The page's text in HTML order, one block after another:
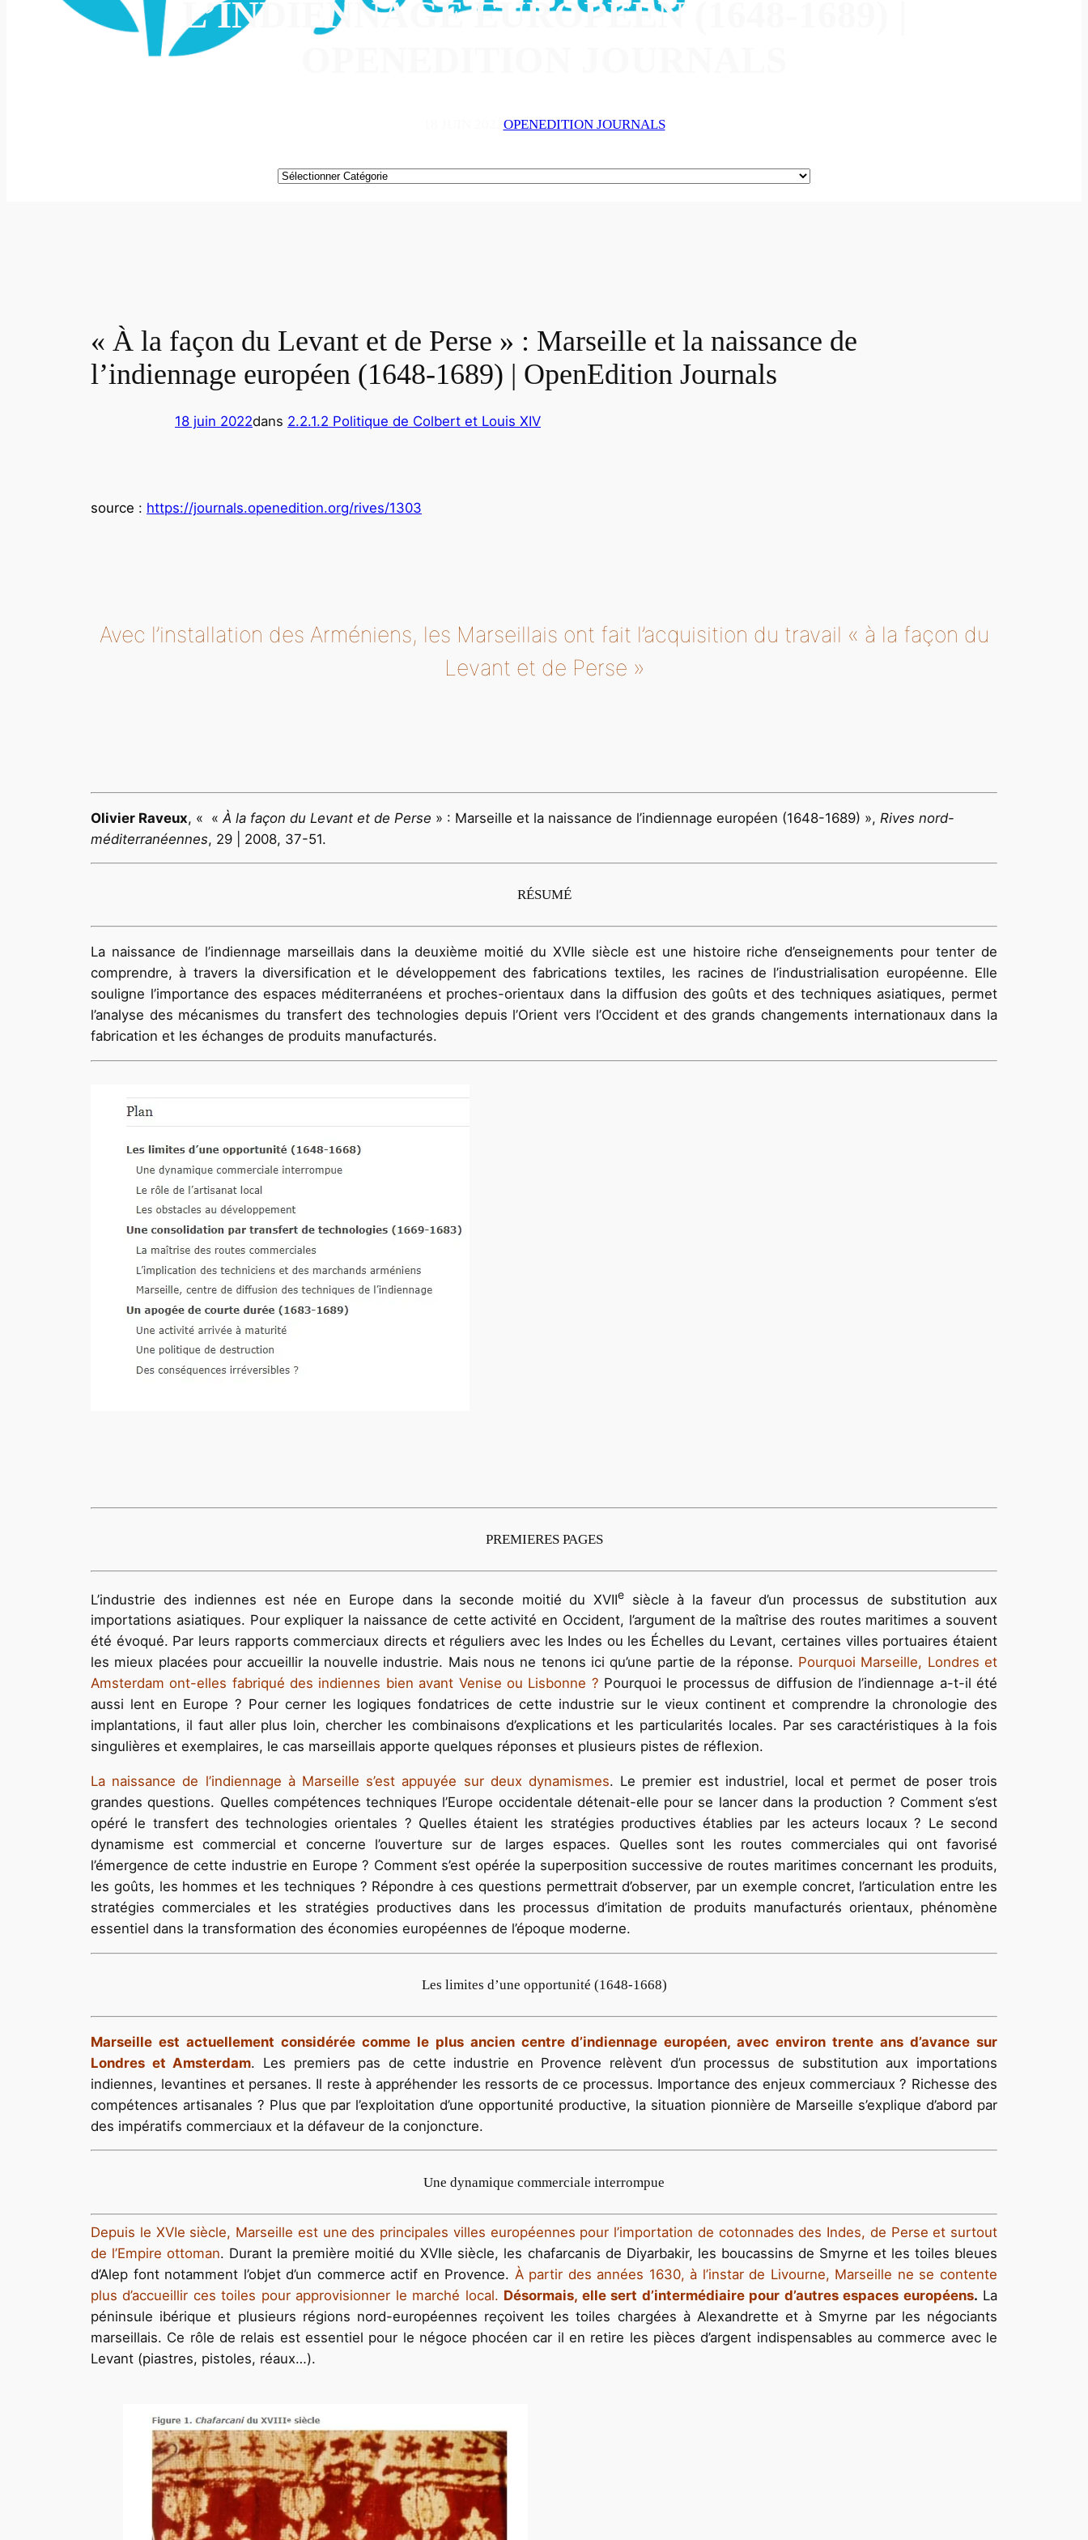
L’INDIENNAGE EUROPÉEN (1648-1689) |
OPENEDITION JOURNALS
Catégories
« À la façon du Levant et de Perse » : Marseille et la naissance de
l’indiennage européen (1648-1689) | OpenEdition Journals
18 juin 2022dans 2.2.1.2 Politique de Colbert et Louis XIV
source : https://journals.openedition.org/rives/1303
Avec l’installation des Arméniens, les Marseillais ont fait l’acquisition du travail « à la façon du
Levant et de Perse »
Olivier Raveux, « « À la façon du Levant et de Perse » : Marseille et la naissance de l’indiennage européen (1648-1689) », Rives nord-
méditerranéennes, 29 | 2008, 37-51.
RÉSUMÉ
La naissance de l’indiennage marseillais dans la deuxième moitié du XVIIe siècle est une histoire riche d’enseignements pour tenter de
comprendre, à travers la diversification et le développement des fabrications textiles, les racines de l’industrialisation européenne. Elle
souligne l’importance des espaces méditerranéens et proches-orientaux dans la diffusion des goûts et des techniques asiatiques, permet
l’analyse des mécanismes du transfert des technologies depuis l’Orient vers l’Occident et des grands changements internationaux dans la
fabrication et les échanges de produits manufacturés.
PREMIERES PAGES
L’industrie des indiennes est née en Europe dans la seconde moitié du XVIIe siècle à la faveur d’un processus de substitution aux
importations asiatiques. Pour expliquer la naissance de cette activité en Occident, l’argument de la maîtrise des routes maritimes a souvent
été évoqué. Par leurs rapports commerciaux directs et réguliers avec les Indes ou les Échelles du Levant, certaines villes portuaires étaient
les mieux placées pour accueillir la nouvelle industrie. Mais nous ne tenons ici qu’une partie de la réponse. Pourquoi Marseille, Londres et
Amsterdam ont-elles fabriqué des indiennes bien avant Venise ou Lisbonne ? Pourquoi le processus de diffusion de l’indiennage a-t-il été
aussi lent en Europe ? Pour cerner les logiques fondatrices de cette industrie sur le vieux continent et comprendre la chronologie des
implantations, il faut aller plus loin, chercher les combinaisons d’explications et les particularités locales. Par ses caractéristiques à la fois
singulières et exemplaires, le cas marseillais apporte quelques réponses et plusieurs pistes de réflexion.
La naissance de l’indiennage à Marseille s’est appuyée sur deux dynamismes. Le premier est industriel, local et permet de poser trois
grandes questions. Quelles compétences techniques l’Europe occidentale détenait-elle pour se lancer dans la production ? Comment s’est
opéré le transfert des technologies orientales ? Quelles étaient les stratégies productives établies par les acteurs locaux ? Le second
dynamisme est commercial et concerne l’ouverture sur de larges espaces. Quelles sont les routes commerciales qui ont favorisé
l’émergence de cette industrie en Europe ? Comment s’est opérée la superposition successive de routes maritimes concernant les produits,
les goûts, les hommes et les techniques ? Répondre à ces questions permettrait d’observer, par un exemple concret, l’articulation entre les
stratégies commerciales et les stratégies productives dans les processus d’imitation de produits manufacturés orientaux, phénomène
essentiel dans la transformation des économies européennes de l’époque moderne.
Les limites d’une opportunité (1648-1668)
Marseille est actuellement considérée comme le plus ancien centre d’indiennage européen, avec environ trente ans d’avance sur
Londres et Amsterdam. Les premiers pas de cette industrie en Provence relèvent d’un processus de substitution aux importations
indiennes, levantines et persanes. Il reste à appréhender les ressorts de ce processus. Importance des enjeux commerciaux ? Richesse des
compétences artisanales ? Plus que par l’exploitation d’une opportunité productive, la situation pionnière de Marseille s’explique d’abord par
des impératifs commerciaux et la défaveur de la conjoncture.
Une dynamique commerciale interrompue
Depuis le XVIe siècle, Marseille est une des principales villes européennes pour l’importation de cotonnades des Indes, de Perse et surtout
de l’Empire ottoman. Durant la première moitié du XVIIe siècle, les chafarcanis de Diyarbakir, les boucassins de Smyrne et les toiles bleues
d’Alep font notamment l’objet d’un commerce actif en Provence. À partir des années 1630, à l’instar de Livourne, Marseille ne se contente
plus d’accueillir ces toiles pour approvisionner le marché local. Désormais, elle sert d’intermédiaire pour d’autres espaces européens. La
péninsule ibérique et plusieurs régions nord-européennes reçoivent les toiles chargées à Alexandrette et à Smyrne par les négociants
marseillais. Ce rôle de relais est essentiel pour le négoce phocéen car il en retire les pièces d’argent indispensables au commerce avec le
Levant (piastres, pistoles, réaux…).